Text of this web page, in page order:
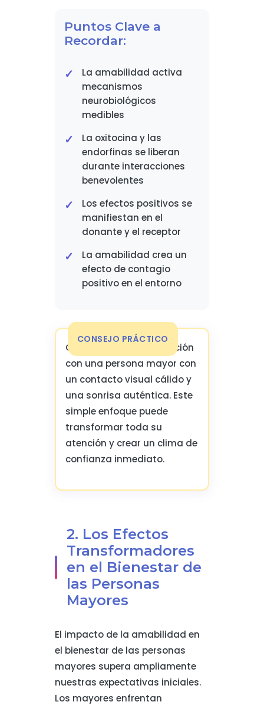
Puntos Clave a
Recordar:
La amabilidad activa
mecanismos
neurobiológicos
medibles
La oxitocina y las
endorfinas se liberan
durante interacciones
benevolentes
Los efectos positivos se
manifiestan en el
donante y el receptor
La amabilidad crea un
efecto de contagio
positivo en el entorno
CONSEJO PRÁCTICO
Comience cada interacción
con una persona mayor con
un contacto visual cálido y
una sonrisa auténtica. Este
simple enfoque puede
transformar toda su
atención y crear un clima de
confianza inmediato.
2. Los Efectos
Transformadores
en el Bienestar de
las Personas
Mayores
El impacto de la amabilidad en
el bienestar de las personas
mayores supera ampliamente
nuestras expectativas iniciales.
Los mayores enfrentan